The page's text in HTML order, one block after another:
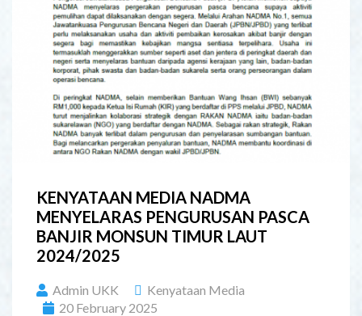
KENYATAAN MEDIA NADMA
MENYELARAS PENGURUSAN PASCA
BANJIR MONSUN TIMUR LAUT
2024/2025
Admin UKK
Kenyataan Media
20 February 2025